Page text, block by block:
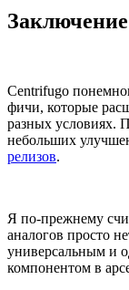
Заключение
Centrifugo
фичи, которые
разных условиях.
небольших
релизов.
Я по-прежнему
аналогов просто
универсальным и
компонентом в